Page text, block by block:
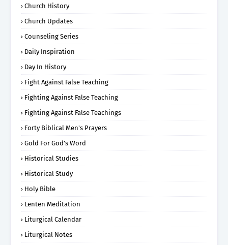
Church History
Church Updates
Counseling Series
Daily Inspiration
Day In History
Fight Against False Teaching
Fighting Against False Teaching
Fighting Against False Teachings
Forty Biblical Men's Prayers
Gold For God's Word
Historical Studies
Historical Study
Holy Bible
Lenten Meditation
Liturgical Calendar
Liturgical Notes